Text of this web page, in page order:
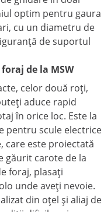
optim pentru gaura
cu un diametru de
de suportul
de la MSW
celor două roți,
aduce rapid
în orice loc. Este la
pentru scule electrice
care este proiectată
găurit carote de la
foraj, plasați
unde aveți nevoie.
din oțel și aliaj de